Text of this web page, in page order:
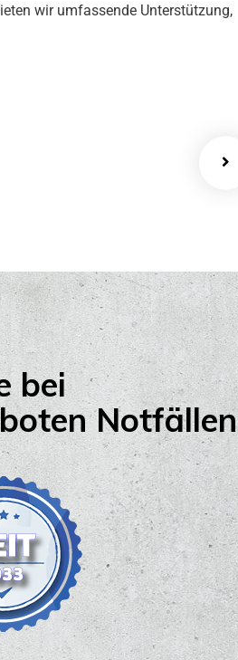
wir umfassende Unterstützung,
bei
Notfällen